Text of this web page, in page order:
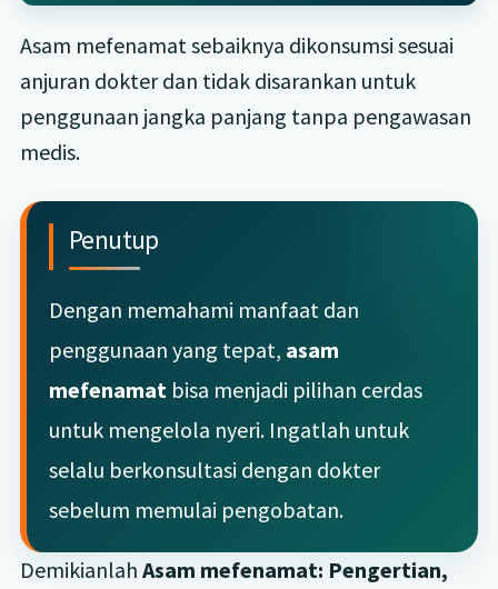
Asam mefenamat sebaiknya dikonsumsi sesuai
anjuran dokter dan tidak disarankan untuk
penggunaan jangka panjang tanpa pengawasan
medis.
Penutup
Dengan memahami manfaat dan
penggunaan yang tepat, asam
mefenamat bisa menjadi pilihan cerdas
untuk mengelola nyeri. Ingatlah untuk
selalu berkonsultasi dengan dokter
sebelum memulai pengobatan.
Demikianlah Asam mefenamat: Pengertian,